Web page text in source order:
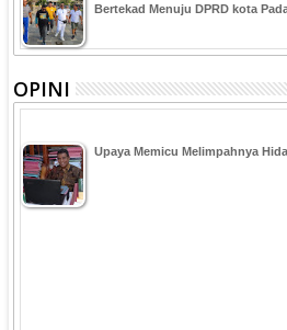
Bertekad Menuju DPRD kota
OPINI
Upaya Memicu Melimpahnya